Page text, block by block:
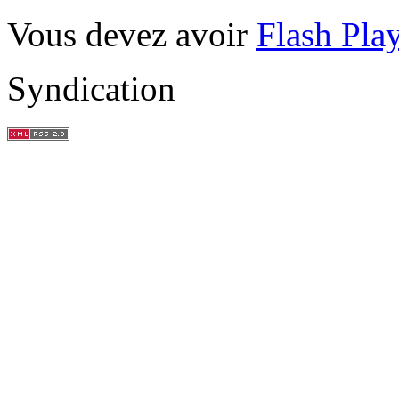
Vous devez avoir Flash
Syndication